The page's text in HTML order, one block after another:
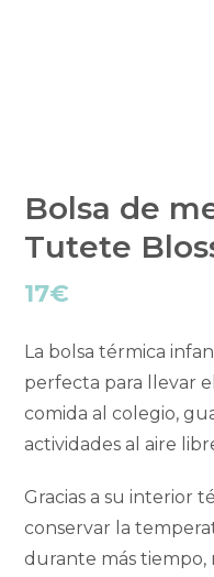
Bolsa de
Tutete
17€
La bolsa térmica
perfecta para llevar
comida al colegio,
actividades al aire
Gracias a su interior
conservar la
durante más tiempo,